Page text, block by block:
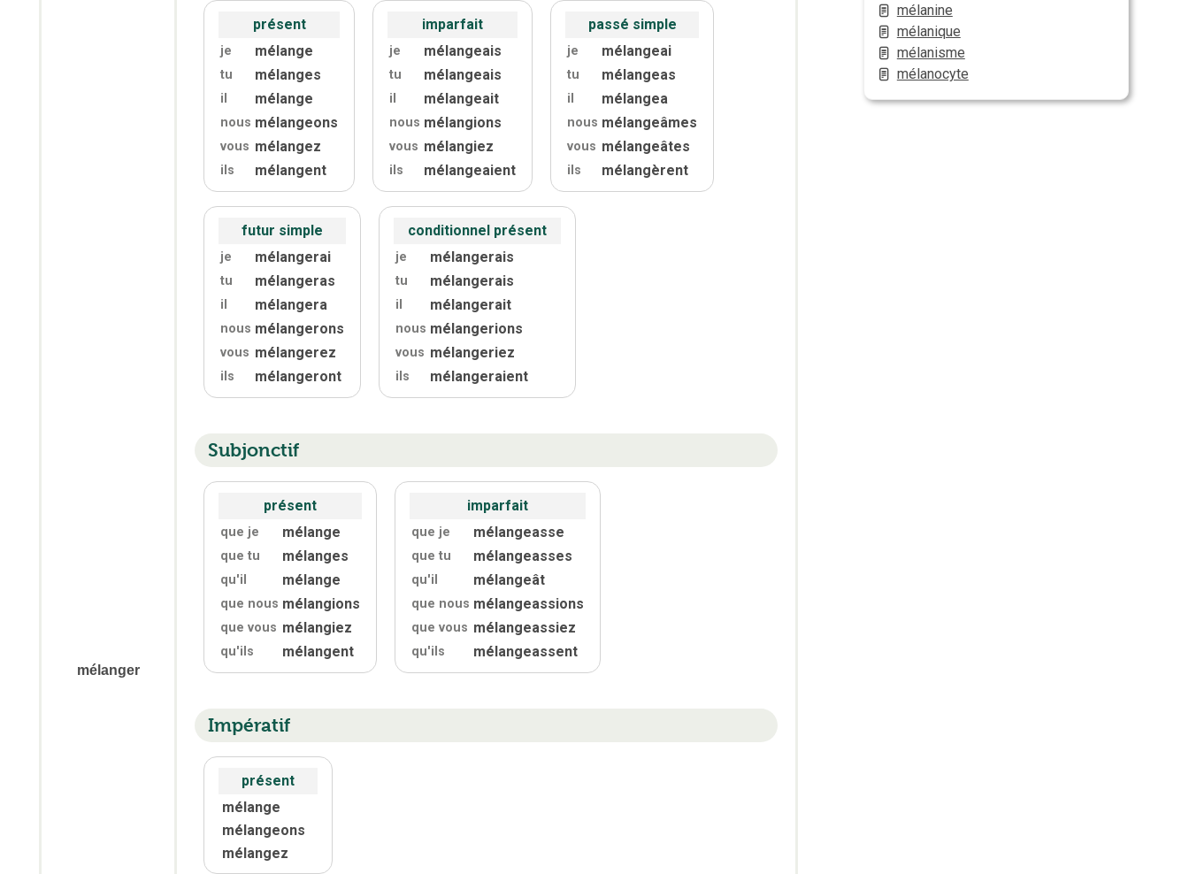
mélanger
présent
je mélange
tu mélanges
il mélange
nous mélangeons
vous mélangez
ils mélangent
imparfait
je mélangeais
tu mélangeais
il mélangeait
nous mélangions
vous mélangiez
ils mélangeaient
passé simple
je mélangeai
tu mélangeas
il mélangea
nous mélangeâmes
vous mélangeâtes
ils mélangèrent
futur simple
je mélangerai
tu mélangeras
il mélangera
nous mélangerons
vous mélangerez
ils mélangeront
conditionnel présent
je mélangerais
tu mélangerais
il mélangerait
nous mélangerions
vous mélangeriez
ils mélangeraient
Subjonctif
présent
que je mélange
que tu mélanges
qu'il mélange
que nous mélangions
que vous mélangiez
qu'ils mélangent
imparfait
que je mélangeasse
que tu mélangeasses
qu'il mélangeât
que nous mélangeassions
que vous mélangeassiez
qu'ils mélangeassent
Impératif
présent
mélange
mélangeons
mélangez
mélanine
mélanique
mélanisme
mélanocyte